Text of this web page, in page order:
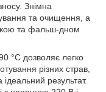
Знімна
та очищення, а
та фальш-дном
°С дозволяє легко
різних страв,
результат.